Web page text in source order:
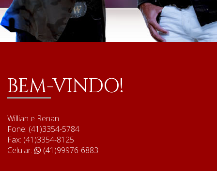
BEM-VINDO!
Willian e Renan
Fone: (41)3354-5784
Fax: (41)3354-8125
Celular:
(41)99976-6883